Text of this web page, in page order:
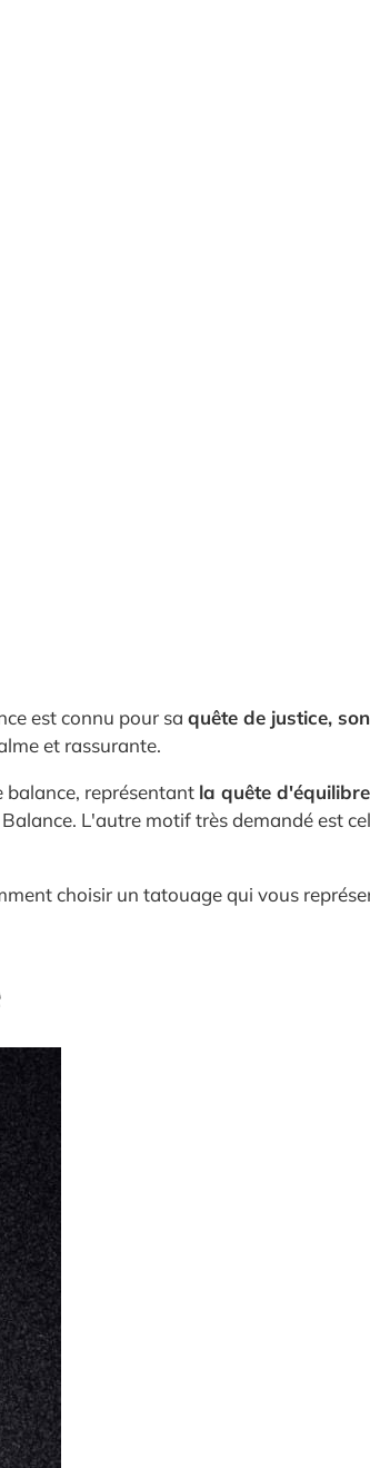
est connu pour sa quête de justice,
et rassurante.
balance, représentant la quête d'équilibre
L'autre motif très demandé est
choisir un tatouage qui vous